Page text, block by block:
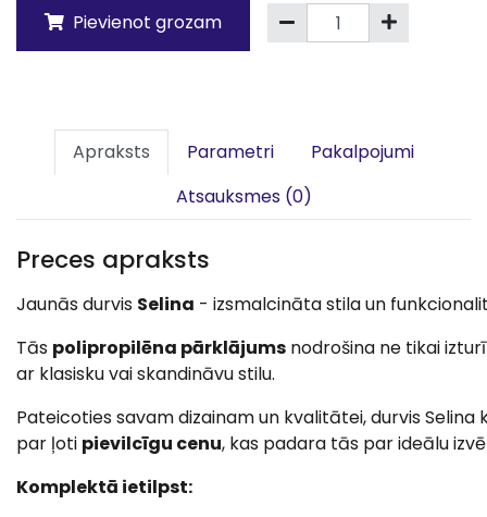
Pievienot grozam
Apraksts Parametri
Pakalpojumi
Atsauksmes (0)
Preces apraksts
Jaunās durvis Selina - izsmalcināta stila un
Tās polipropilēna pārklājums nodrošina ne tikai
ar klasisku vai skandināvu stilu.
Pateicoties savam dizainam un kvalitātei, durvis
par ļoti pievilcīgu cenu, kas padara tās par ideālu
Komplektā ietilpst: